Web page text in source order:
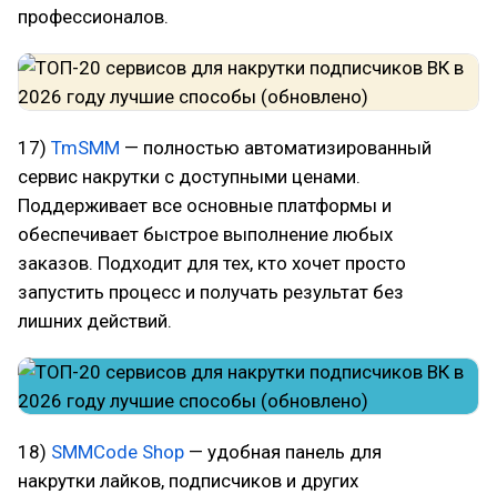
профессионалов.
17) TmSMM — полностью автоматизированный
сервис накрутки с доступными ценами.
Поддерживает все основные платформы и
обеспечивает быстрое выполнение любых
заказов. Подходит для тех, кто хочет просто
запустить процесс и получать результат без
лишних действий.
18) SMMCode Shop — удобная панель для
накрутки лайков, подписчиков и других